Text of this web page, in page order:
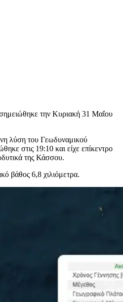
την Κυριακή 31 Μαΐου
λύση του Γεωδυναμικού
στις 19:10 και είχε επίκεντρο
της Κάσσου.
βάθος 6,8 χιλιόμετρα.